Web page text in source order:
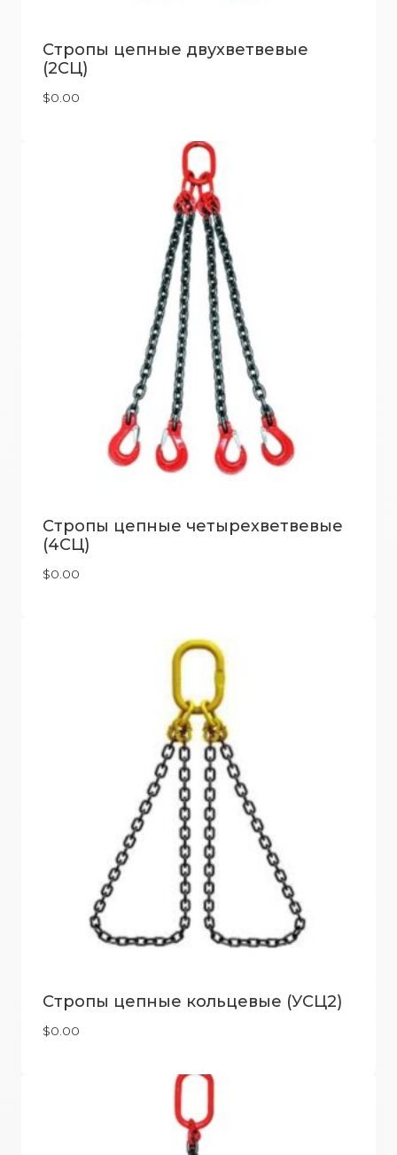
Стропы цепные двухветвевые
(2СЦ)
$0.00
Стропы цепные четырехветвевые
(4СЦ)
$0.00
Стропы цепные кольцевые (УСЦ2)
$0.00